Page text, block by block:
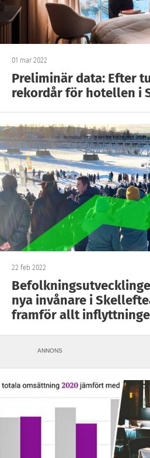
01 mar 2022
Preliminär data: Efter
rekordår för hotellen i
22 feb 2022
nya invånare i
framför allt
ANNONS